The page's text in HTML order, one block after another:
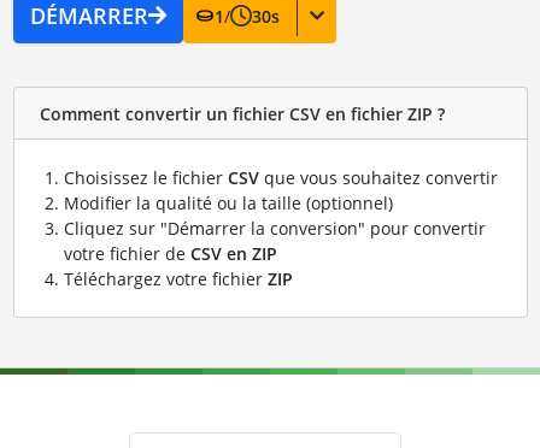
DÉMARRER 1/ 30s
Comment convertir un fichier CSV en fichier ZIP ?
Choisissez le fichier CSVque vous souhaitez convertir
Modifier la qualité ou la taille (optionnel)
Cliquez sur "Démarrer la conversion" pour convertir
votre fichier de CSV en ZIP
Téléchargez votre fichier ZIP